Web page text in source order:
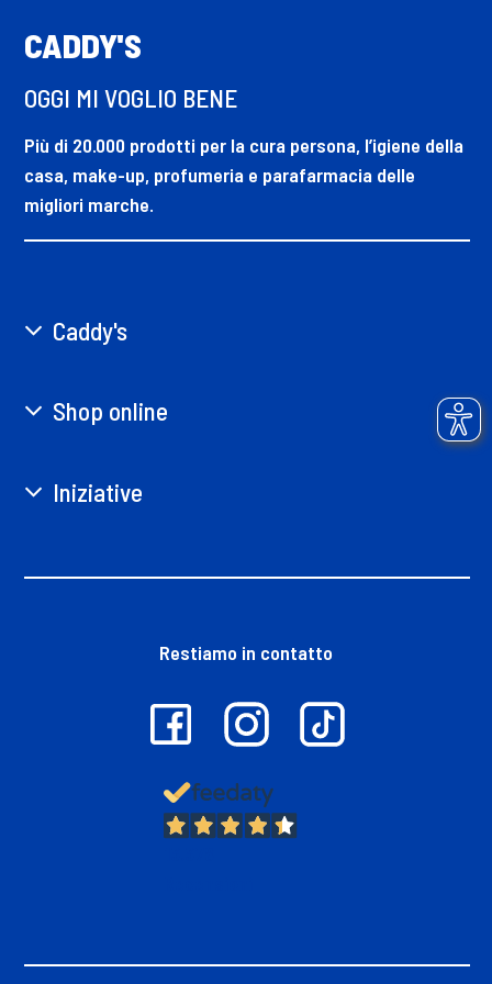
CADDY'S
OGGI MI VOGLIO BENE
Più di 20.000 prodotti per la cura persona, l’igiene della
casa, make-up, profumeria e parafarmacia delle
migliori marche.
Caddy's
Shop online
Iniziative
Restiamo in contatto